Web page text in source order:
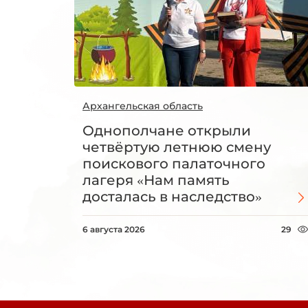
Архангельская область
Однополчане открыли
четвёртую летнюю смену
поискового палаточного
лагеря «Нам память
досталась в наследство»
6 августа 2026 29